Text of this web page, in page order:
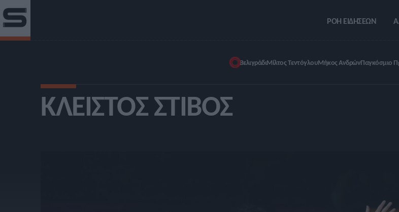
ΡΟΗ ΕΙΔΗΣΕΩΝ
ΒελιγράδιΜίλτος ΤεντόγλουΜήκος ΑνδρώνΠαγκόσμιο
ΚΛΕΙΣΤΌΣ ΣΤΊΒΟΣ